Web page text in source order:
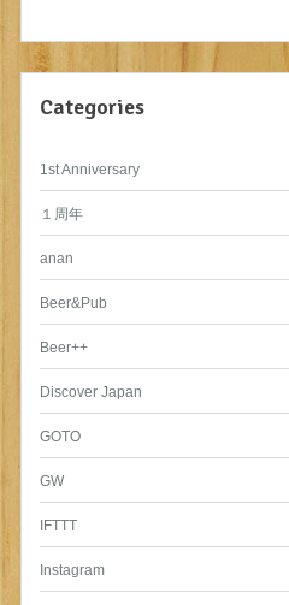
Categories
1st Anniversary
１周年
anan
Beer&Pub
Beer++
Discover Japan
GOTO
GW
IFTTT
Instagram